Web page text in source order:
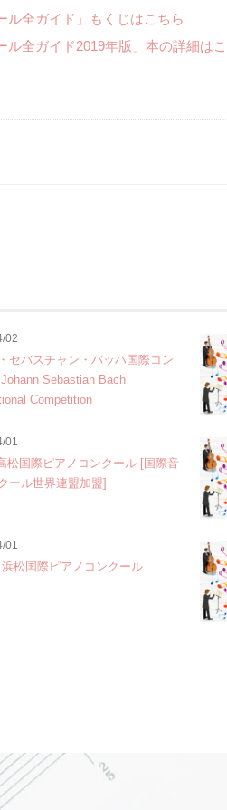
ル全ガイド」もくじはこちら
ル全ガイド2019年版」本の詳細は
02
セバスチャン・バッハ国際コン
Sebastian Bach
Competition
01
松国際ピアノコンクール [国際音
ール世界連盟加盟]
01
松国際ピアノコンクール